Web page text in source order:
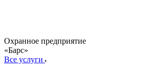
Охранное предприятие
«Барс»
Все услуги